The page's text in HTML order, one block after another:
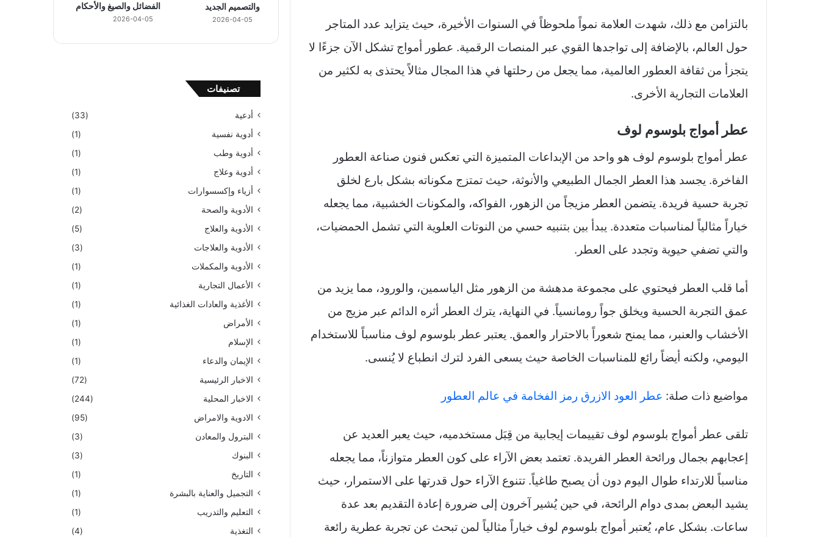
بالتزامن مع ذلك، شهدت العلامة نمواً ملحوظاً في السنوات الأخيرة، حيث يتزايد عدد المتاجر
حول العالم، بالإضافة إلى تواجدها القوي عبر المنصات الرقمية. عطور أمواج تشكل الآن جزءًا لا
يتجزأ من ثقافة العطور العالمية، مما يجعل من رحلتها في هذا المجال مثالاً يحتذى به لكثير من
العلامات التجارية الأخرى.
عطر أمواج بلوسوم لوف
عطر أمواج بلوسوم لوف هو واحد من الإبداعات المتميزة التي تعكس فنون صناعة العطور
الفاخرة. يجسد هذا العطر الجمال الطبيعي والأنوثة، حيث تمتزج مكوناته بشكل بارع لخلق
تجربة حسية فريدة. يتضمن العطر مزيجاً من الزهور، الفواكه، والمكونات الخشبية، مما يجعله
خياراً مثالياً لمناسبات متعددة. يبدأ بين بتنبيه حسي من النوتات العلوية التي تشمل الحمضيات،
والتي تضفي حيوية وتجدد على العطر.
أما قلب العطر فيحتوي على مجموعة مدهشة من الزهور مثل الياسمين، والورود، مما يزيد من
عمق التجربة الحسية ويخلق جواً رومانسياً. في النهاية، يترك العطر أثره الدائم عبر مزيج من
الأخشاب والعنبر، مما يمنح شعوراً بالاحترار والعمق. يعتبر عطر بلوسوم لوف مناسباً للاستخدام
اليومي، ولكنه أيضاً رائع للمناسبات الخاصة حيث يسعى الفرد لترك انطباع لا يُنسى.
مواضيع ذات صلة: عطر العود الازرق رمز الفخامة في عالم العطور
تلقى عطر أمواج بلوسوم لوف تقييمات إيجابية من قِبَل مستخدميه، حيث يعبر العديد عن
إعجابهم بجمال ورائحة العطر الفريدة. تعتمد بعض الآراء على كون العطر متوازناً، مما يجعله
مناسباً للارتداء طوال اليوم دون أن يصبح طاغياً. تتنوع الآراء حول قدرتها على الاستمرار، حيث
يشيد البعض بمدى دوام الرائحة، في حين يُشير آخرون إلى ضرورة إعادة التقديم بعد عدة
ساعات. بشكل عام، يُعتبر أمواج بلوسوم لوف خياراً مثالياً لمن تبحث عن تجربة عطرية رائعة
والتصميم الجديد
2026-04-05
الفضائل والصيغ والأحكام
2026-04-05
تصنيفات
أدعية
(33)
أدوية نفسية
(1)
أدوية وطب
(1)
أدوية وعلاج
(1)
أزياء وإكسسوارات
(1)
الأدوية والصحة
(2)
الأدوية والعلاج
(5)
الأدوية والعلاجات
(3)
الأدوية والمكملات
(1)
الأعمال التجارية
(1)
الأغذية والعادات الغذائية
(1)
الأمراض
(1)
الإسلام
(1)
الإيمان والدعاء
(1)
الاخبار الرئيسية
(72)
الاخبار المحلية
(244)
الادوية والامراض
(95)
البترول والمعادن
(3)
البنوك
(3)
التاريخ
(1)
التجميل والعناية بالبشرة
(1)
التعليم والتدريب
(1)
التغذية
(4)